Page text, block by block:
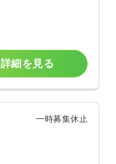
詳細を見る
一時募集休止